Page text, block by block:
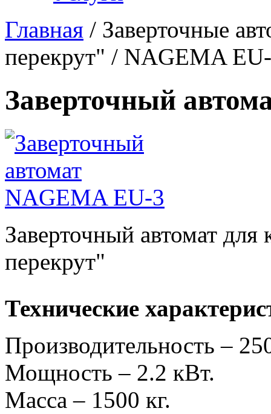
Главная / Заверточные
перекрут" / NAGEMA
Заверточный
Заверточный автомат для
перекрут"
Технические
Производительность –
Мощность – 2.2 кВт.
Масса – 1500 кг.